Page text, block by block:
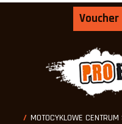
Voucher
MOTOCYKLOWE